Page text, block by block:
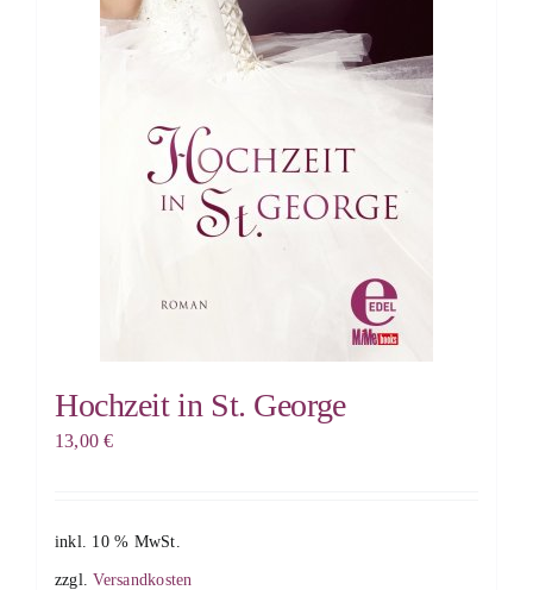
Hochzeit in St. George
13,00€
inkl. 10 % MwSt.
zzgl.Versandkosten